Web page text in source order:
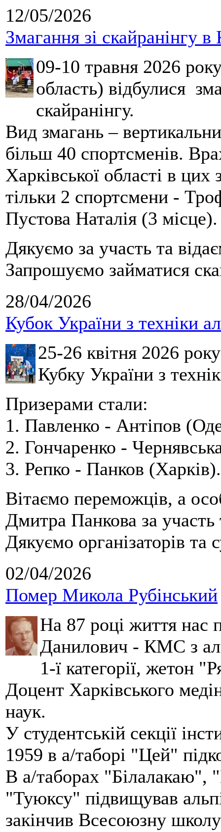
12/05/2026
Змагання зі скайранінгу в
09-10 травня 2026
область) відбулися
скайранінгу.
Вид змагань –
більш 40 спортсменів.
Харківської області в
тільки 2 спортсмени -
Пустова Наталія (3 місце).
Дякуємо за участь та
Запрошуємо займатися
28/04/2026
Кубок України з техніки
25-26 квітня 2026
Кубку України з
Призерами стали:
1. Павленко - Антіпов
2. Гончаренко -
3. Репко - Панков (Харків).
Вітаємо переможців, а
Дмитра Панкова за
Дякуємо організаторів та
02/04/2026
Помер Микола Рубінський
На 87 році життя нас
Данилович - КМС з
1-ї категорії, жетон
Доцент Харківського
наук.
У студентській секції
1959 в а/таборі "Цей"
В а/таборах "Білалакаю",
"Туюксу" підвищував
закінчив Всесоюзну